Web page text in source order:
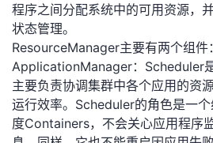
程序之间分配系统中的可用资源，
状态管理。
ResourceManager主要有两个组
ApplicationManager：Scheduler
主要负责协调集群中各个应用的资
运行效率。Scheduler的角色是一
度Containers，不会关心应用程序